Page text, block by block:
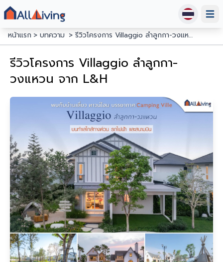
หน้าแรก
บทความ รีวิวโครงการ Villaggio ลำลูกกา-วงแหวน จาก L&H
รีวิวโครงการ Villaggio ลำลูกกา-
วงแหวน จาก L&H
รีวิวโครงการ Villaggio ลำลูกกา-วงแหวน จาก L&H
โครงการบ้านเดี่ยว ทาวน์โฮม ทำเลลำลูกกา ใกล้ทั้งทางด่วน รถ
ไฟฟ้ จากแลนด์แอนด์เฮ้า ในราคาเริ่มต้น ราคา 2.99 - 8 ล้าน